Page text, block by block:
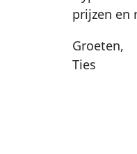
prijzen en
Groeten,
Ties